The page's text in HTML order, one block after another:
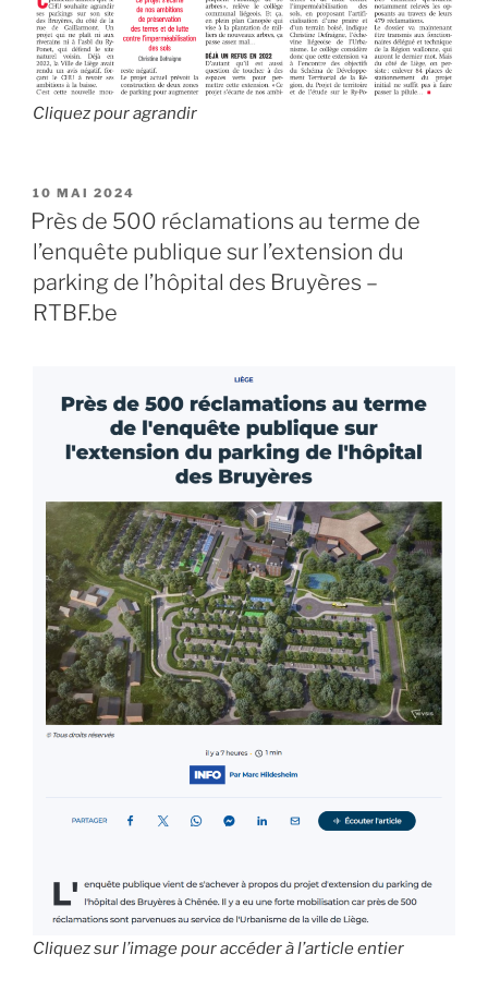
Cliquez pour agrandir
PUBLIÉ
LE
10 MAI 2024
Près de 500 réclamations au terme de
l’enquête publique sur l’extension du
parking de l’hôpital des Bruyères –
RTBF.be
Cliquez sur l’image pour accéder à l’article entier